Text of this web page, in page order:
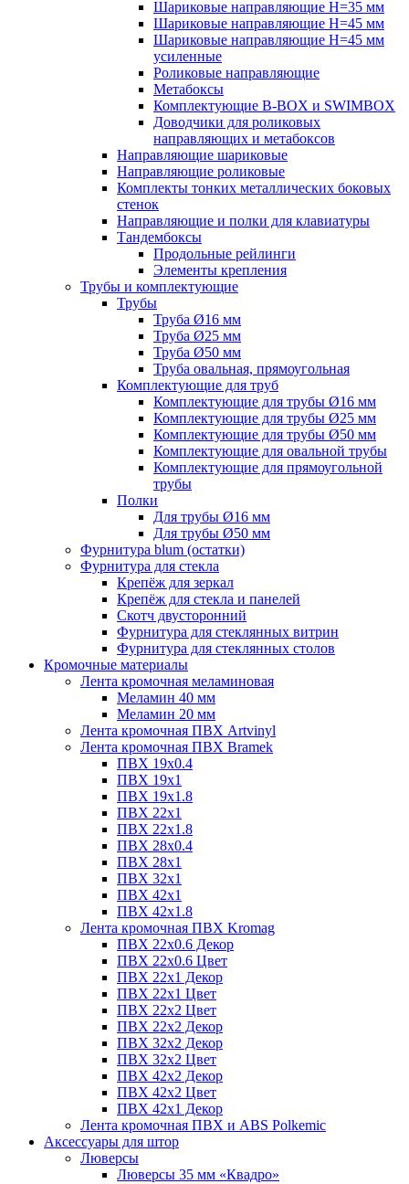
Шариковые направляющие H=35 мм
Шариковые направляющие H=45 мм
Шариковые направляющие H=45 мм
усиленные
Роликовые направляющие
Метабоксы
Комплектующие B-BOX и SWIMBOX
Доводчики для роликовых
направляющих и метабоксов
Направляющие шариковые
Направляющие роликовые
Комплекты тонких металлических боковых
стенок
Направляющие и полки для клавиатуры
Тандембоксы
Продольные рейлинги
Элементы крепления
Трубы и комплектующие
Трубы
Труба Ø16 мм
Труба Ø25 мм
Труба Ø50 мм
Труба овальная, прямоугольная
Комплектующие для труб
Комплектующие для трубы Ø16 мм
Комплектующие для трубы Ø25 мм
Комплектующие для трубы Ø50 мм
Комплектующие для овальной трубы
Комплектующие для прямоугольной
трубы
Полки
Для трубы Ø16 мм
Для трубы Ø50 мм
Фурнитура blum (остатки)
Фурнитура для стекла
Крепёж для зеркал
Крепёж для стекла и панелей
Скотч двусторонний
Фурнитура для стеклянных витрин
Фурнитура для стеклянных столов
Кромочные материалы
Лента кромочная меламиновая
Меламин 40 мм
Меламин 20 мм
Лента кромочная ПВХ Artvinyl
Лента кромочная ПВХ Bramek
ПВХ 19x0.4
ПВХ 19х1
ПВХ 19х1.8
ПВХ 22х1
ПВХ 22х1.8
ПВХ 28х0.4
ПВХ 28х1
ПВХ 32x1
ПВХ 42х1
ПВХ 42х1.8
Лента кромочная ПВХ Kromag
ПВХ 22x0.6 Декор
ПВХ 22x0.6 Цвет
ПВХ 22x1 Декор
ПВХ 22x1 Цвет
ПВХ 22x2 Цвет
ПВХ 22x2 Декор
ПВХ 32x2 Декор
ПВХ 32x2 Цвет
ПВХ 42x2 Декор
ПВХ 42x2 Цвет
ПВХ 42x1 Декор
Лента кромочная ПВХ и ABS Polkemic
Аксессуары для штор
Люверсы
Люверсы 35 мм «Квадро»